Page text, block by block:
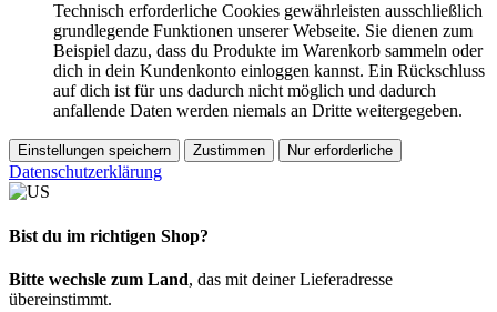
Technisch erforderliche Cookies gewährleisten ausschließlich
grundlegende Funktionen unserer Webseite. Sie dienen zum
Beispiel dazu, dass du Produkte im Warenkorb sammeln oder
dich in dein Kundenkonto einloggen kannst. Ein Rückschluss
auf dich ist für uns dadurch nicht möglich und dadurch
anfallende Daten werden niemals an Dritte weitergegeben.
Einstellungen speichern Zustimmen Nur erforderliche
Datenschutzerklärung
Bist du im richtigen Shop?
Bitte wechsle zum Land, das mit deiner Lieferadresse
übereinstimmt.